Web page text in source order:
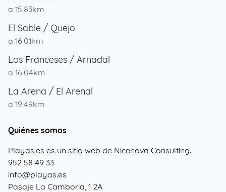
a 15.83km
El Sable / Quejo
a 16.01km
Los Franceses / Arnadal
a 16.04km
La Arena / El Arenal
a 19.49km
Quiénes somos
Playas.es es un sitio web de Nicenova Consulting.
952 58 49 33
info@playas.es
Pasaje La Camboria, 1 2A